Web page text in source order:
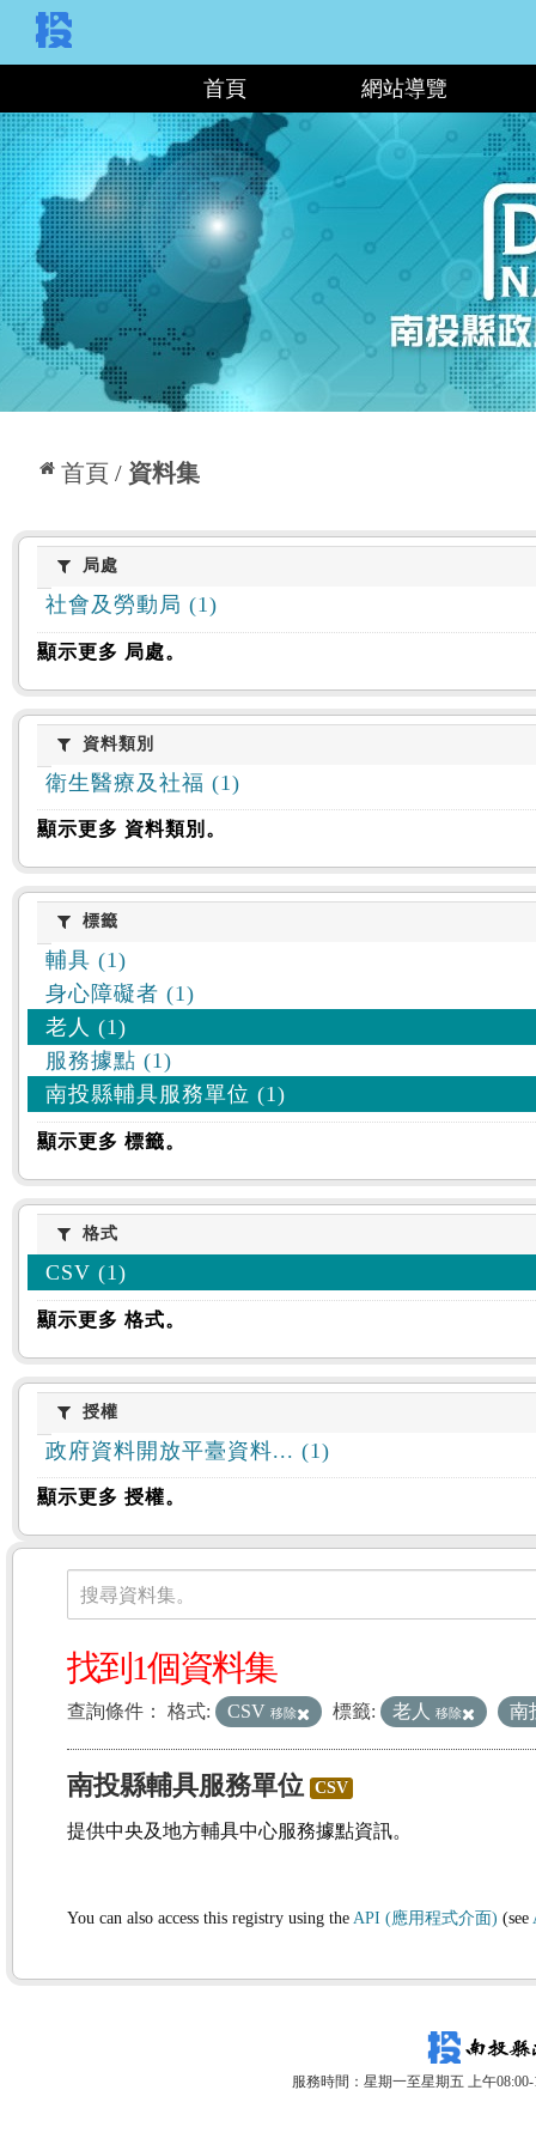
首頁 網站導覽
首頁 資料集
:::
局處局處
社會及勞動局 (1)
顯示更多 局處。
資料類別
資料類別
衛生醫療及社福 (1)
顯示更多 資料類別。
標籤標籤
輔具 (1)
身心障礙者 (1)
老人 (1)
服務據點 (1)
南投縣輔具服務單位 (1)
顯示更多 標籤。
格式格式
CSV (1)
顯示更多 格式。
授權授權
政府資料開放平臺資料... (1)
顯示更多 授權。
資料集
搜尋資料集。
找到1個資料集
查詢條件： 格式: CSV 移除 標籤: 老人 移除 南
南投縣輔具服務單位 CSV
提供中央及地方輔具中心服務據點資訊。
You can also access this registry using the API (應用程式介面) (see
服務時間：星期一至星期五 上午